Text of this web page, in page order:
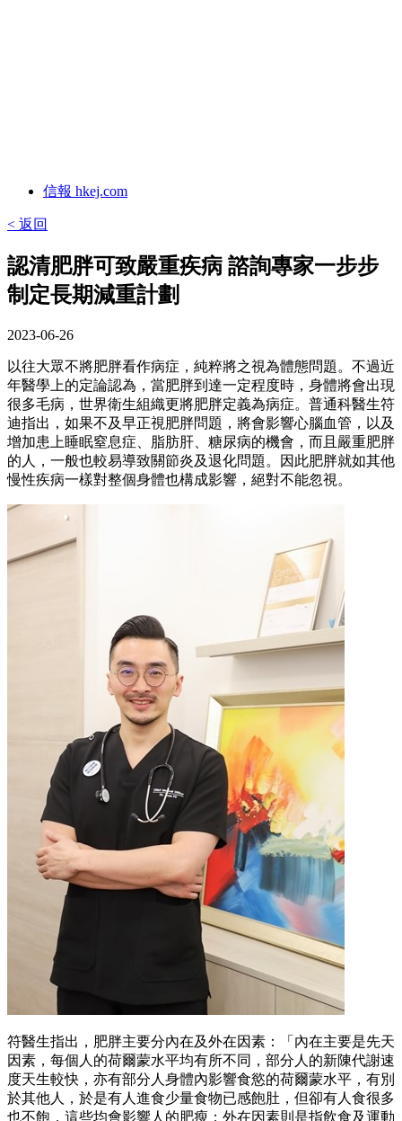
信報 hkej.com
< 返回
認清肥胖可致嚴重疾病 諮詢專家一步步
制定長期減重計劃
2023-06-26
以往大眾不將肥胖看作病症，純粹將之視為體態問題。不過近
年醫學上的定論認為，當肥胖到達一定程度時，身體將會出現
很多毛病，世界衛生組織更將肥胖定義為病症。普通科醫生符
迪指出，如果不及早正視肥胖問題，將會影響心腦血管，以及
增加患上睡眠窒息症、脂肪肝、糖尿病的機會，而且嚴重肥胖
的人，一般也較易導致關節炎及退化問題。因此肥胖就如其他
慢性疾病一樣對整個身體也構成影響，絕對不能忽視。
符醫生指出，肥胖主要分內在及外在因素：「內在主要是先天
因素，每個人的荷爾蒙水平均有所不同，部分人的新陳代謝速
度天生較快，亦有部分人身體內影響食慾的荷爾蒙水平，有別
於其他人，於是有人進食少量食物已感飽肚，但卻有人食很多
也不飽，這些均會影響人的肥瘦；外在因素則是指飲食及運動